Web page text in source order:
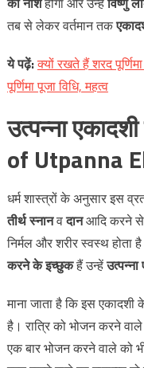
तब से लेकर वर्तमान तक
येपढ़ें:क्‍यों रखते हैं शरद
पूर्णिमा पूजा विधि, महत्‍व
उत्पन्ना
of Utpanna
धर्म शास्त्रों के अनुसार इस
तीर्थ स्नानवदानआदि करने से
निर्मल और शरीर स्वस्थ होता
करने के इच्‍छुकहैं उन्‍हें
माना जाता है कि इस
है। रात्रि को भोजन करने
एक बार भोजन करने वाले को